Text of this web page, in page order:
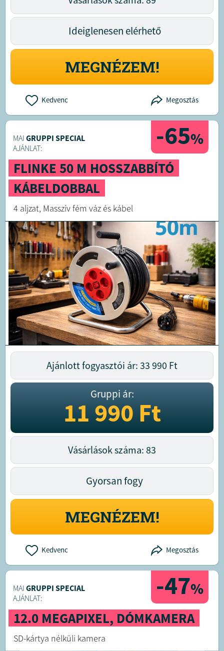
Ideiglenesen elérhető
MEGNÉZEM!
Kedvenc Megosztás
-65%
MAI GRUPPI SPECIAL
AJÁNLAT:
FLINKE 50 M HOSSZABBÍTÓ
KÁBELDOBBAL
4 aljzat, Masszív fém váz és kábel
Ajánlott fogyasztói ár: 33 990 Ft
Gruppi ár:
11 990Ft
Vásárlások száma: 83
Gyorsan fogy
MEGNÉZEM!
Kedvenc Megosztás
-47%
MAI GRUPPI SPECIAL
AJÁNLAT:
12.0 MEGAPIXEL, DÓMKAMERA
SD-kártya nélküli kamera